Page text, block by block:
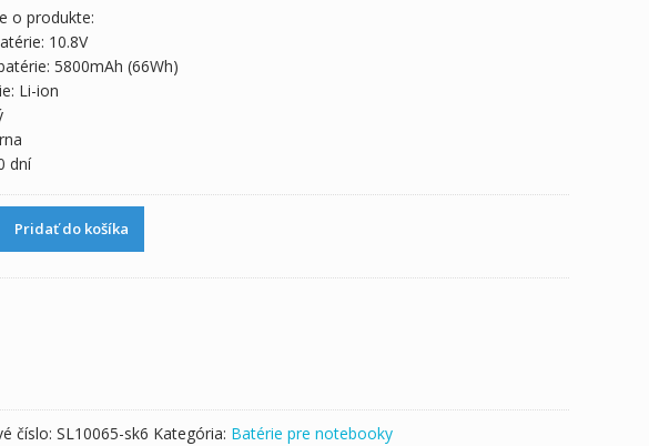
€.
je:
36,86 €.
o produkte:
10.8V
5800mAh (66Wh)
Li-ion
dní
Pridať do košíka
číslo: SL10065-sk6 Kategória: Batérie pre notebooky